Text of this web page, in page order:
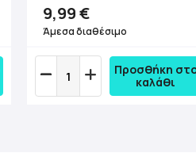
9,99 €
Άμεσα διαθέσιμο
Προσθήκη
καλάθι